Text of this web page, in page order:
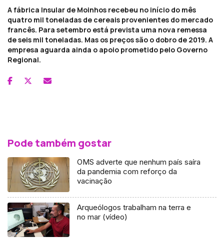
A fábrica Insular de Moinhos recebeu no início do mês
quatro mil toneladas de cereais provenientes do mercado
francês. Para setembro está prevista uma nova remessa
de seis mil toneladas. Mas os preços são o dobro de 2019. A
empresa aguarda ainda o apoio prometido pelo Governo
Regional.
Pode também gostar
OMS adverte que nenhum país saíra
da pandemia com reforço da
vacinação
Arqueólogos trabalham na terra e
no mar (vídeo)